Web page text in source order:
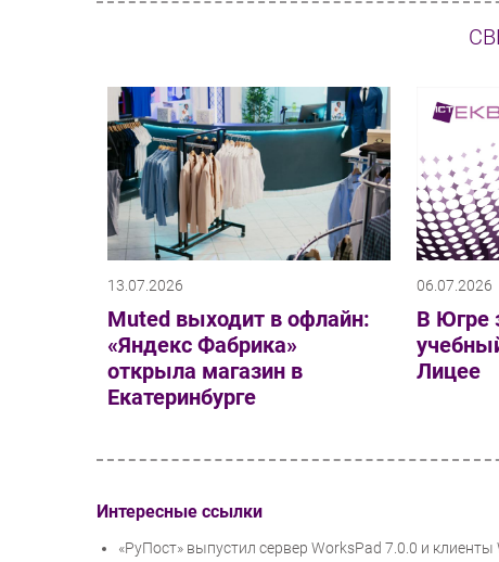
13.07.2026
Muted выходит в офлайн:
«Яндекс Фабрика»
открыла магазин в
Екатеринбурге
06.07.2026
В Югре
Лицее
Интересные ссылки
«РуПост» выпустил сервер WorksPad 7.0.0 и клиенты